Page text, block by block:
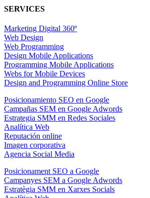
SERVICES
Marketing Digital 360º
Web Design
Web Programming
Design Mobile Applications
Programming Mobile Applications
Webs for Mobile Devices
Design and Programming Online Store
Posicionamiento SEO en Google
Campañas SEM en Google Adwords
Estrategia SMM en Redes Sociales
Analítica Web
Reputación online
Imagen corporativa
Agencia Social Media
Posicionament SEO a Google
Campanyes SEM a Google Adwords
Estratègia SMM en Xarxes Socials